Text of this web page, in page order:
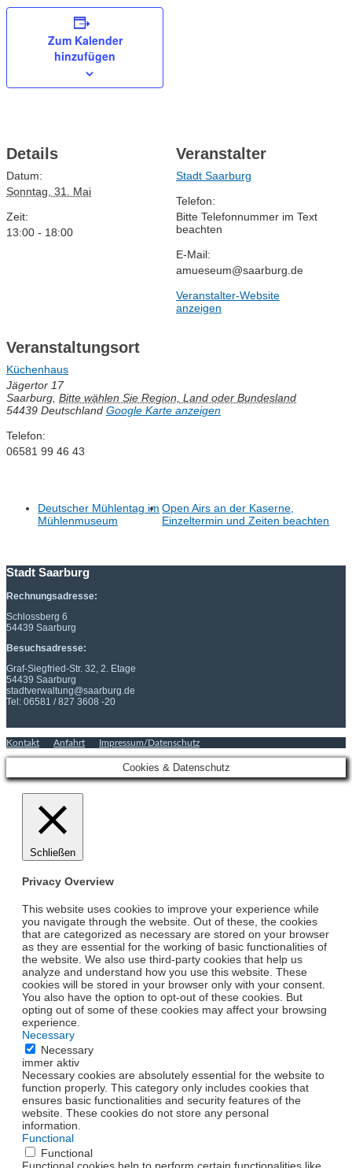
Zum Kalender
hinzufügen
Details
Datum:
Sonntag, 31. Mai
Zeit:
13:00 - 18:00
Veranstaltungsort
Küchenhaus
Jägertor 17
Saarburg Bitte wählen Sie Region, Land oder Bundesland
54439 Deutschland Google Karte anzeigen
Telefon:
06581 99 46 43
Veranstalter
Stadt Saarburg
Telefon:
Bitte Telefonnummer im Text
beachten
E-Mail:
amueseum@saarburg.de
Veranstalter-Website
anzeigen
Deutscher Mühlentag im
Mühlenmuseum
Open Airs an der Kaserne,
Einzeltermin und Zeiten beachten
Stadt Saarburg
Rechnungsadresse:
Schlossberg 6
54439 Saarburg
Besuchsadresse:
Graf-Siegfried-Str. 32, 2. Etage
54439 Saarburg
stadtverwaltung@saarburg.de
Tel: 06581 / 827 3608 -20
Kontakt Anfahrt Impressum/Datenschutz
Cookies & Datenschutz
Schließen
Privacy Overview
This website uses cookies to improve your experience while
you navigate through the website. Out of these, the cookies
that are categorized as necessary are stored on your browser
as they are essential for the working of basic functionalities of
the website. We also use third-party cookies that help us
analyze and understand how you use this website. These
cookies will be stored in your browser only with your consent.
You also have the option to opt-out of these cookies. But
opting out of some of these cookies may affect your browsing
experience.
Necessary
Necessary
immer aktiv
Necessary cookies are absolutely essential for the website to
function properly. This category only includes cookies that
ensures basic functionalities and security features of the
website. These cookies do not store any personal
information.
Functional
Functional